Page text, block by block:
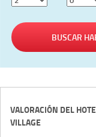
BUSCAR
VALORACIÓN DEL
VILLAGE